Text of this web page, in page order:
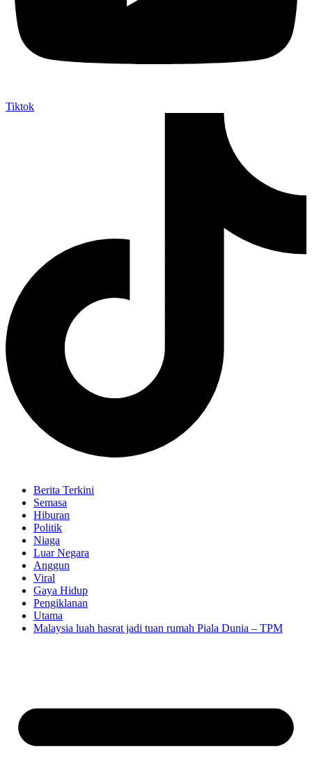
Tiktok
Berita Terkini
Semasa
Hiburan
Politik
Niaga
Luar Negara
Anggun
Viral
Gaya Hidup
Pengiklanan
Utama
Malaysia luah hasrat jadi tuan rumah Piala Dunia – TPM